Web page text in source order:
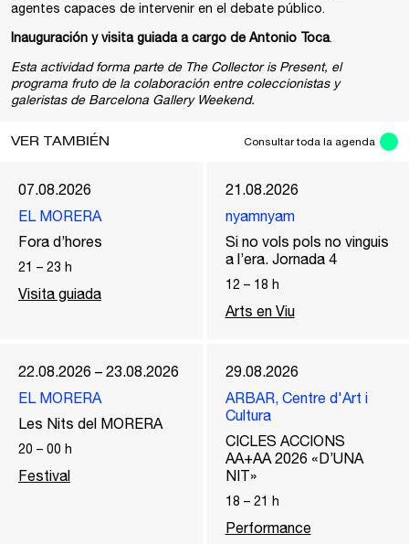
agentes capaces de intervenir en el debate público.
Inauguración y visita guiada a cargo de Antonio Toca.
Esta actividad forma parte de The Collector is Present, el
programa fruto de la colaboración entre coleccionistas y
galeristas de Barcelona Gallery Weekend.
VER TAMBIÉN Consultar toda la agenda
07.08.2026
EL MORERA
Fora d’hores
21 – 23 h
Visita guiada
21.08.2026
nyamnyam
Si no vols pols no vinguis
a l’era. Jornada 4
12 – 18 h
Arts en Viu
22.08.2026 – 23.08.2026
EL MORERA
Les Nits del MORERA
20 – 00 h
Festival
29.08.2026
ARBAR, Centre d'Art i
Cultura
CICLES ACCIONS
AA+AA 2026 «D’UNA
NIT»
18 – 21 h
Performance